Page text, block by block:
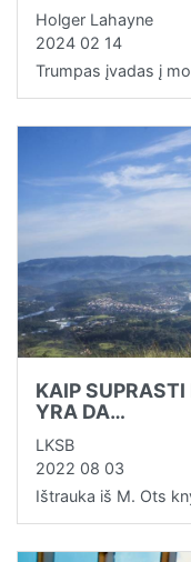
Holger Lahayne
2024 02 14
Trumpas įvadas į
KAIP
YRA DA…
LKSB
2022 08 03
Ištrauka iš M. Ots